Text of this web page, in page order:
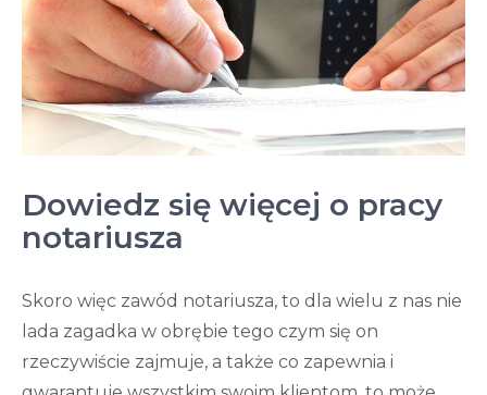
Dowiedz się więcej o pracy
notariusza
Skoro więc zawód notariusza, to dla wielu z nas nie
lada zagadka w obrębie tego czym się on
rzeczywiście zajmuje, a także co zapewnia i